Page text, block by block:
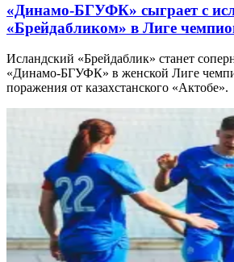
«Динамо-БГУФК» сыграет с
«Брейдабликом» в Лиге
Исландский «Брейдаблик» станет
«Динамо-БГУФК» в женской Лиге
поражения от казахстанского «Актобе».